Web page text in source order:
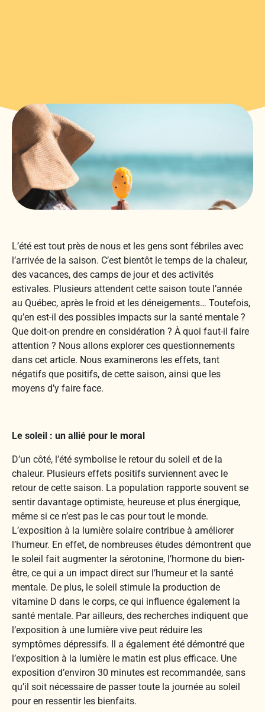
L’été est tout près de nous et les gens sont fébriles avec
l’arrivée de la saison. C’est bientôt le temps de la chaleur,
des vacances, des camps de jour et des activités
estivales. Plusieurs attendent cette saison toute l’année
au Québec, après le froid et les déneigements… Toutefois,
qu’en est-il des possibles impacts sur la santé mentale ?
Que doit-on prendre en considération ? À quoi faut-il faire
attention ? Nous allons explorer ces questionnements
dans cet article. Nous examinerons les effets, tant
négatifs que positifs, de cette saison, ainsi que les
moyens d’y faire face.
Le soleil : un allié pour le moral
D’un côté, l’été symbolise le retour du soleil et de la
chaleur. Plusieurs effets positifs surviennent avec le
retour de cette saison. La population rapporte souvent se
sentir davantage optimiste, heureuse et plus énergique,
même si ce n’est pas le cas pour tout le monde.
L’exposition à la lumière solaire contribue à améliorer
l’humeur. En effet, de nombreuses études démontrent que
le soleil fait augmenter la sérotonine, l’hormone du bien-
être, ce qui a un impact direct sur l’humeur et la santé
mentale. De plus, le soleil stimule la production de
vitamine D dans le corps, ce qui influence également la
santé mentale. Par ailleurs, des recherches indiquent que
l’exposition à une lumière vive peut réduire les
symptômes dépressifs. Il a également été démontré que
l’exposition à la lumière le matin est plus efficace. Une
exposition d’environ 30 minutes est recommandée, sans
qu’il soit nécessaire de passer toute la journée au soleil
pour en ressentir les bienfaits.